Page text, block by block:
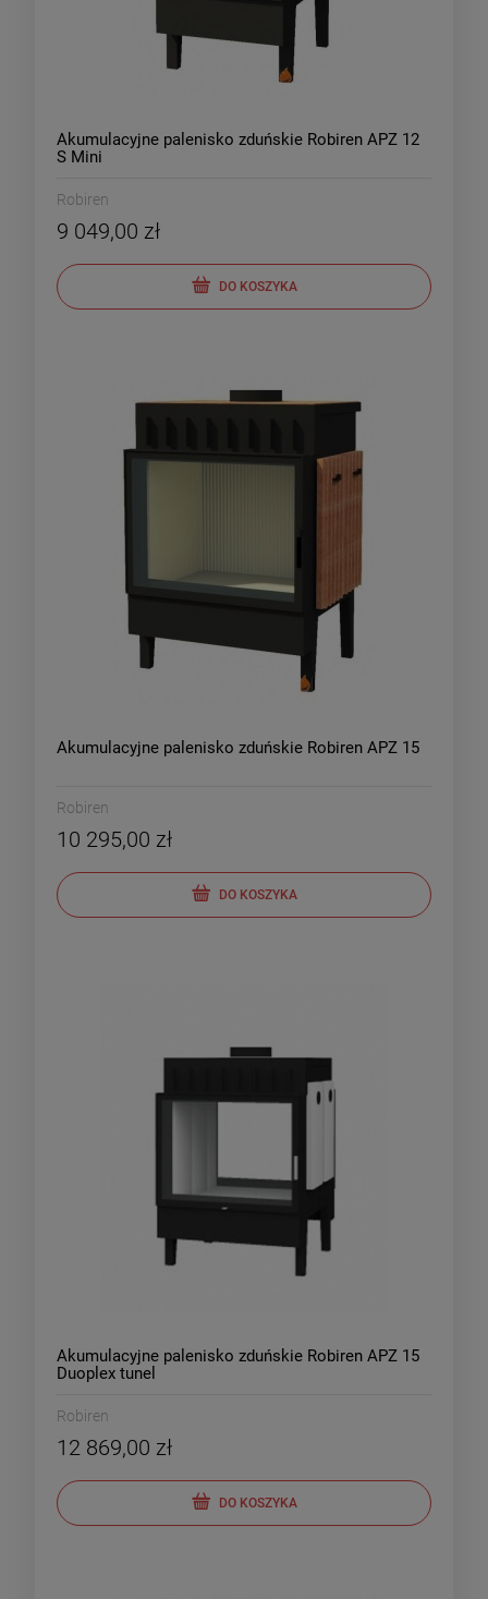
Akumulacyjne palenisko zduńskie Robiren APZ 12
S Mini
Robiren
9 049,00 zł
DO KOSZYKA
Akumulacyjne palenisko zduńskie Robiren APZ 15
Robiren
10 295,00 zł
DO KOSZYKA
Akumulacyjne palenisko zduńskie Robiren APZ 15
Duoplex tunel
Robiren
12 869,00 zł
DO KOSZYKA